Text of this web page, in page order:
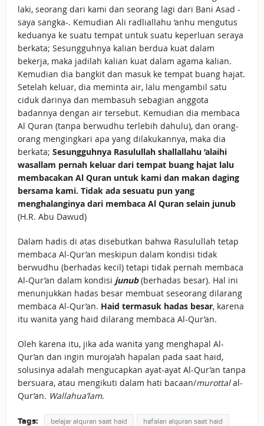
laki, seorang dari kami dan seorang lagi dari Bani Asad -
saya sangka-. Kemudian Ali radliallahu ‘anhu mengutus
keduanya ke suatu tempat untuk suatu keperluan seraya
berkata; Sesungguhnya kalian berdua kuat dalam
bekerja, maka jadilah kalian kuat dalam agama kalian.
Kemudian dia bangkit dan masuk ke tempat buang hajat.
Setelah keluar, dia meminta air, lalu mengambil satu
ciduk darinya dan membasuh sebagian anggota
badannya dengan air tersebut. Kemudian dia membaca
Al Quran (tanpa berwudhu terlebih dahulu), dan orang-
orang mengingkari apa yang dilakukannya, maka dia
berkata; Sesungguhnya Rasulullah shallallahu ‘alaihi
wasallam pernah keluar dari tempat buang hajat lalu
membacakan Al Quran untuk kami dan makan daging
bersama kami. Tidak ada sesuatu pun yang
menghalanginya dari membaca Al Quran selain junub
(H.R. Abu Dawud)
Dalam hadis di atas disebutkan bahwa Rasulullah tetap
membaca Al-Qur’an meskipun dalam kondisi tidak
berwudhu (berhadas kecil) tetapi tidak pernah membaca
Al-Qur’an dalam kondisi junub(berhadas besar). Hal ini
menunjukkan hadas besar membuat seseorang dilarang
membaca Al-Qur’an. Haid termasuk hadas besar, karena
itu wanita yang haid dilarang membaca Al-Qur’an.
Oleh karena itu, jika ada wanita yang menghapal Al-
Qur’an dan ingin muroja’ah hapalan pada saat haid,
solusinya adalah mengucapkan ayat-ayat Al-Qur’an tanpa
bersuara, atau mengikuti dalam hati bacaan/murottalal-
Qur’an. Wallahua’lam.
Tags: belajar alquran saat haid hafalan alquran saat haid